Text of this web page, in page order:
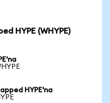
HYPE (WHYPE)
HYPE'na